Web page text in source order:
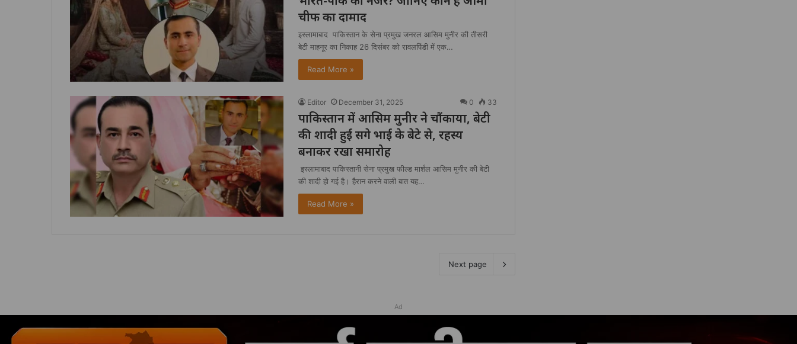
चीफ का दामाद
इस्लामाबाद पाकिस्तान के सेना प्रमुख जनरल आसिम मुनीर की तीसरी
बेटी माहनूर का निकाह 26 दिसंबर को रावलपिंडी में एक…
Read More »
Editor December 31, 2025 0 33
पाकिस्तान में आसिम मुनीर ने चौंकाया, बेटी
की शादी हुई सगे भाई के बेटे से, रहस्य
बनाकर रखा समारोह
इस्लामाबाद पाकिस्तानी सेना प्रमुख फील्ड मार्शल आसिम मुनीर की बेटी
की शादी हो गई है। हैरान करने वाली बात यह…
Read More »
Next page
Ad